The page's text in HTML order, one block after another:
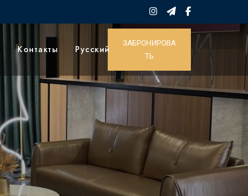
Контакты Русский
ЗАБРОНИРОВА
ТЬ